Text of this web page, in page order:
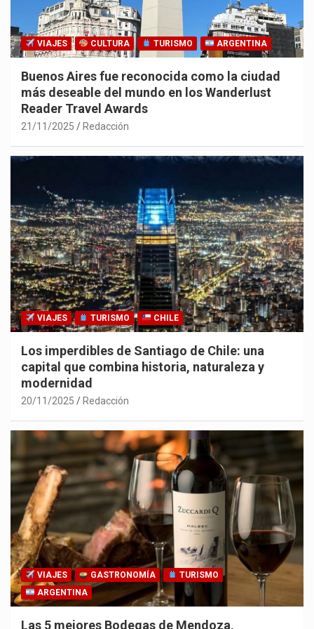
VIAJES CULTURA TURISMO ARGENTINA
Buenos Aires fue reconocida como la ciudad
más deseable del mundo en los Wanderlust
Reader Travel Awards
21/11/2025 Redacción
VIAJES TURISMO CHILE
Los imperdibles de Santiago de Chile: una
capital que combina historia, naturaleza y
modernidad
20/11/2025 Redacción
VIAJES GASTRONOMÍA
TURISMO
ARGENTINA
Las 5 mejores Bodegas de Mendoza,